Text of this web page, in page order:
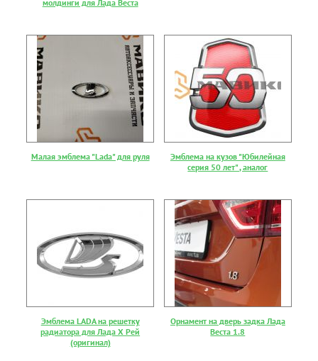
молдинги для Лада Веста
Малая эмблема "Lada" для руля
Эмблема на кузов "Юбилейная
серия 50 лет" , аналог
Эмблема LADA на решетку
радиатора для Лада Х Рей
(оригинал)
Орнамент на дверь задка Лада
Веста 1.8